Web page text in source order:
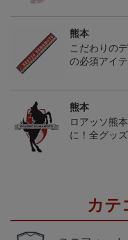
熊本
こだわりの
の必須アイテ
熊本
ロアッソ熊
に！全グッ
カテ